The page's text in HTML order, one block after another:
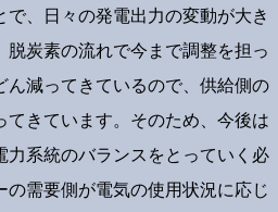
、日々の発電出力の変動が大き
脱炭素の流れで今まで調整を担っ
ん減ってきているので、供給側の
きています。そのため、今後は
力系統のバランスをとっていく必
需要側が電気の使用状況に応じ